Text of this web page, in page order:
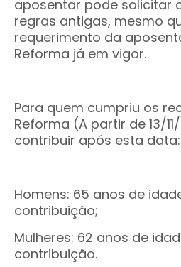
aposentar pode solicitar
regras antigas, mesmo
requerimento da
Reforma já em vigor.
Para quem cumpriu os
Reforma (A partir de 13/
contribuir após esta data:
Homens: 65 anos de
contribuição;
Mulheres: 62 anos de
contribuição.